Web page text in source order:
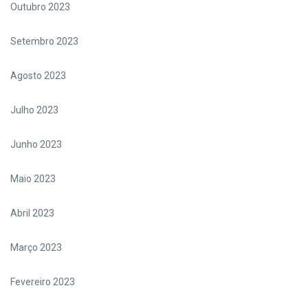
Outubro 2023
Setembro 2023
Agosto 2023
Julho 2023
Junho 2023
Maio 2023
Abril 2023
Março 2023
Fevereiro 2023